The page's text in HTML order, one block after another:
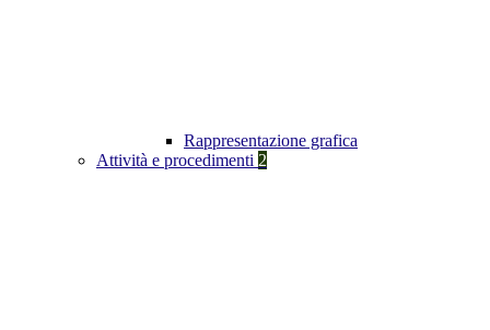
Rappresentazione grafica
Attività e procedimenti 2